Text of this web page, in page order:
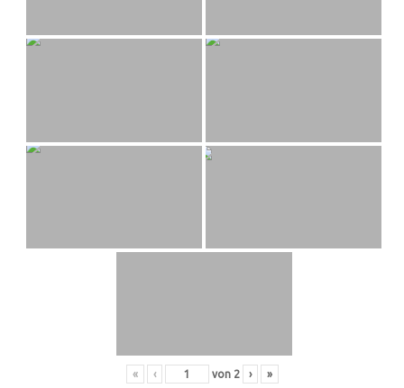
« ‹ von 2 › »